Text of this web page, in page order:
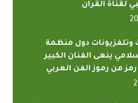
لقناة القرآن
وتلفزيونات دول منظمة
ينعى الفنان الكبير
من رموز الفن العربي